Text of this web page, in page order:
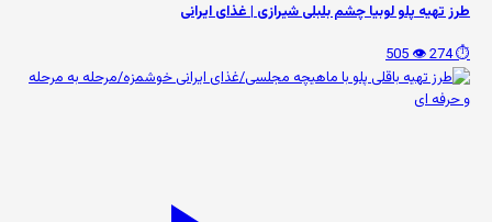
طرز تهیه پلو لوبیا چشم بلبلی شیرازی | غذای ایرانی
⏱️ 274
👁️ 505